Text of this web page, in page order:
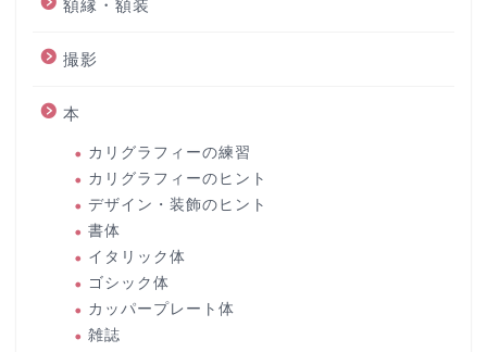
額縁・額装
撮影
本
カリグラフィーの練習
カリグラフィーのヒント
デザイン・装飾のヒント
書体
イタリック体
ゴシック体
カッパープレート体
雑誌